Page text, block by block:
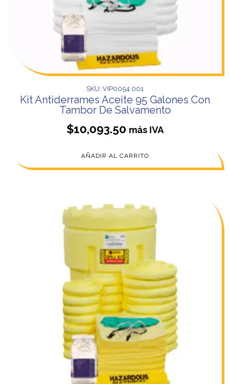
SKU: VIP0054.001
Kit Antiderrames Aceite 95 Galones Con
Tambor De Salvamento
$10,093.50 más IVA
AÑADIR AL CARRITO